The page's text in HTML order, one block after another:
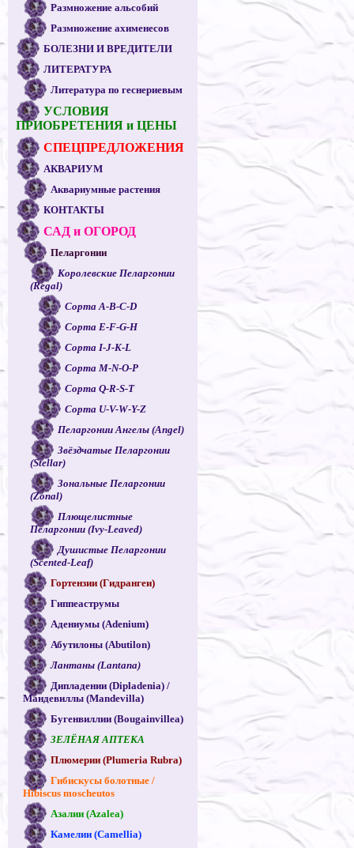
Размножение альсобий
Размножение ахименесов
БОЛЕЗНИ И ВРЕДИТЕЛИ
ЛИТЕРАТУРА
Литература по геснериевым
УСЛОВИЯ
ПРИОБРЕТЕНИЯ и ЦЕНЫ
СПЕЦПРЕДЛОЖЕНИЯ
АКВАРИУМ
Аквариумные растения
КОНТАКТЫ
САД и ОГОРОД
Пеларгонии
Королевские Пеларгонии
(Regal)
Сорта A-B-C-D
Сорта E-F-G-H
Сорта I-J-K-L
Сорта M-N-O-P
Сорта Q-R-S-T
Сорта U-V-W-Y-Z
Пеларгонии Ангелы (Angel)
Звёздчатые Пеларгонии
(Stellar)
Зональные Пеларгонии
(Zonal)
Плющелистные
Пеларгонии (Ivy-Leaved)
Душистые Пеларгонии
(Scented-Leaf)
Гортензии (Гидрангеи)
Гиппеаструмы
Адениумы (Adenium)
Абутилоны (Abutilon)
Лантаны (Lantana)
Дипладении (Dipladenia) /
Мандевиллы (Mandevilla)
Бугенвиллии (Bougainvillea)
ЗЕЛЁНАЯ АПТЕКА
Плюмерии (Plumeria Rubra)
Гибискусы болотные /
Hibiscus moscheutos
Азалии (Azalea)
Камелии (Camellia)